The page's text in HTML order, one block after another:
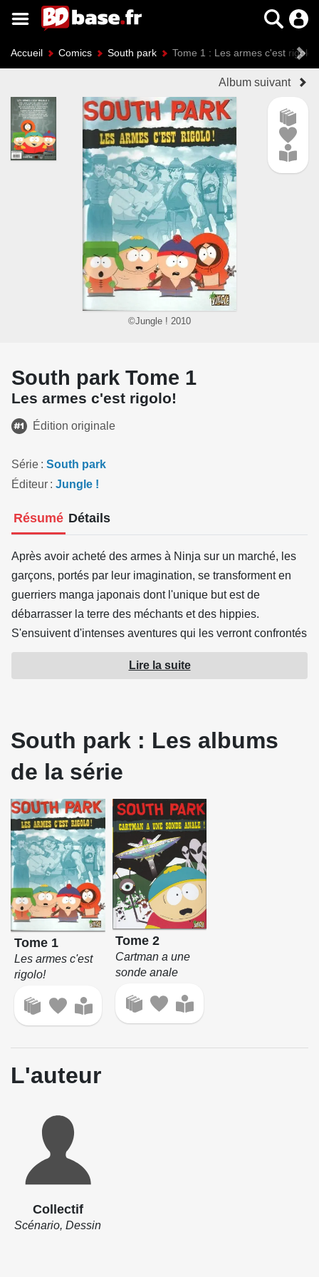
Accueil Comics South park Tome 1 : Les armes c'est rigolo!
Album suivant
©Jungle ! 2010
South park Tome 1
Les armes c'est rigolo!
Édition originale
Série
South park
Éditeur
Jungle !
Résumé Détails
Après avoir acheté des armes à Ninja sur un marché, les
garçons, portés par leur imagination, se transforment en
guerriers manga japonais dont l'unique but est de
débarrasser la terre des méchants et des hippies.
S'ensuivent d'intenses aventures qui les verront confrontés
à leur ennemi juré, le professeur chaos.
Lire la suite
South park : Les albums
de la série
Tome 1
Les armes c'est
rigolo!
Tome 2
Cartman a une
sonde anale
L'auteur
Collectif
Scénario, Dessin